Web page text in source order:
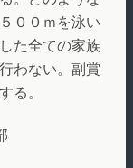
００ｍを泳い
た全ての家族
わない。副賞
る。